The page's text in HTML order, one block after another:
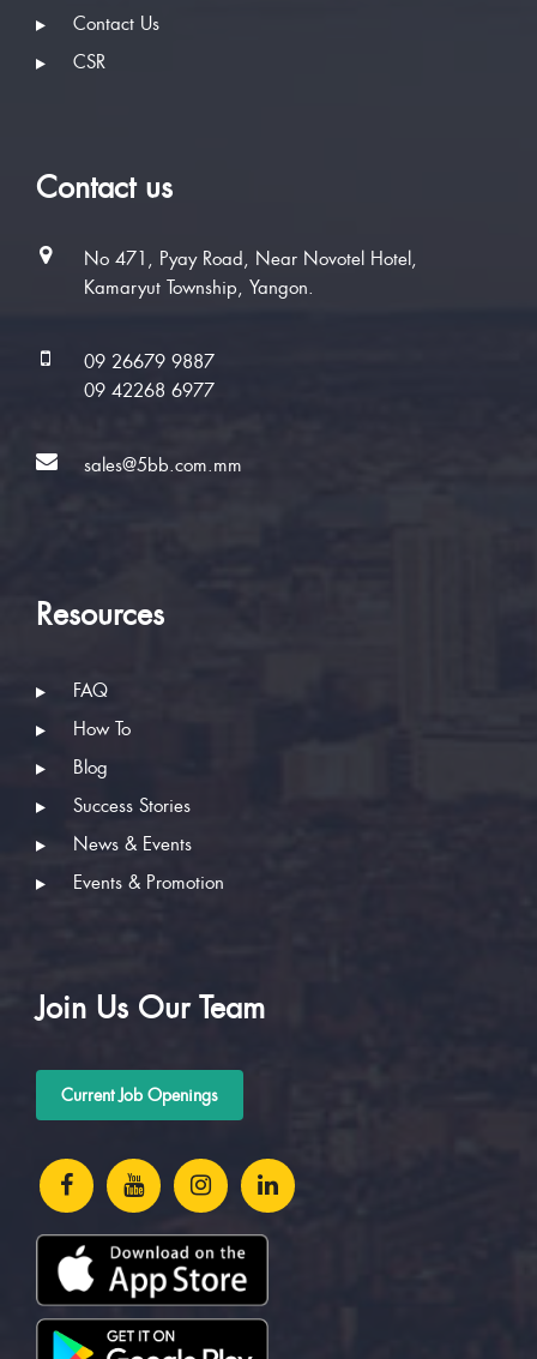
Contact Us
CSR
Contact us
No 471, Pyay Road, Near Novotel Hotel,
Kamaryut Township, Yangon.
09 26679 9887
09 42268 6977
sales@5bb.com.mm
Resources
FAQ
How To
Blog
Success Stories
News & Events
Events & Promotion
Join Us Our Team
Current Job Openings